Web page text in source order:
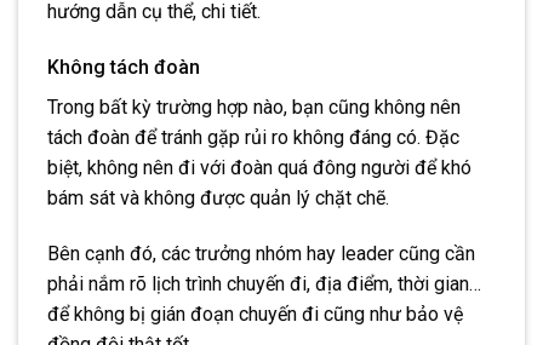
hướng dẫn cụ thể, chi tiết.
Không tách đoàn
Trong bất kỳ trường hợp nào, bạn cũng không nên
tách đoàn để tránh gặp rủi ro không đáng có. Đặc
biệt, không nên đi với đoàn quá đông người để khó
bám sát và không được quản lý chặt chẽ.
Bên cạnh đó, các trưởng nhóm hay leader cũng cần
phải nắm rõ lịch trình chuyến đi, địa điểm, thời gian…
để không bị gián đoạn chuyến đi cũng như bảo vệ